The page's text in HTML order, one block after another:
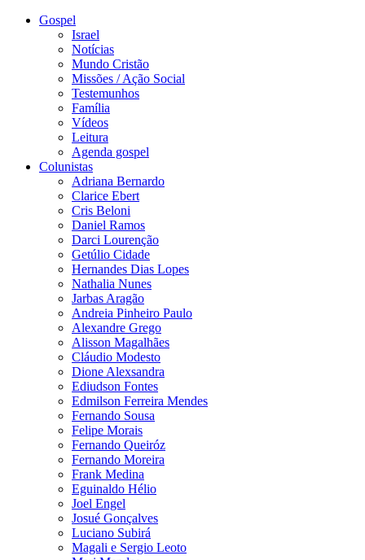
Gospel
Israel
Notícias
Mundo Cristão
Missões / Ação Social
Testemunhos
Família
Vídeos
Leitura
Agenda gospel
Colunistas
Adriana Bernardo
Clarice Ebert
Cris Beloni
Daniel Ramos
Darci Lourenção
Getúlio Cidade
Hernandes Dias Lopes
Nathalia Nunes
Jarbas Aragão
Andreia Pinheiro Paulo
Alexandre Grego
Alisson Magalhães
Cláudio Modesto
Dione Alexsandra
Ediudson Fontes
Edmilson Ferreira Mendes
Fernando Sousa
Felipe Morais
Fernando Queiróz
Fernando Moreira
Frank Medina
Eguinaldo Hélio
Joel Engel
Josué Gonçalves
Luciano Subirá
Magali e Sergio Leoto